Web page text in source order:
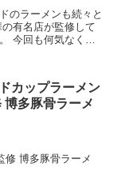
のラーメンも続々と
有名店が監修して
今回も何気なくロ
カップラーメン
博多豚骨ラーメ
修 博多豚骨ラーメ